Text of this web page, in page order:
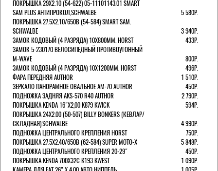
ПОКРЫШКА 29X2.10 (54-622) 05-11101143.01 SMART
SAM PLUS АНТИПРОКОЛ,SCHWALBE
5 580Р.
ПОКРЫШКА 27.5X2.10/650B (54-584) SMART SAM.
SCHWALBE
3 940Р.
ЗАМОК КОДОВЫЙ (4 РАЗРЯДА) 10Х800ММ. HORST
433Р.
ЗАМОК 5-230170 ВЕЛОСИПЕДНЫЙ ПРОТИВОУГОННЫЙ
M-WAVE
800Р.
ЗАМОК КОДОВЫЙ (4 РАЗРЯДА) 10Х1200ММ. HORST
496Р.
ФАРА ПЕРЕДНЯЯ AUTHOR
1 510Р.
ЗЕРКАЛО ПАНОРАМНОЕ ОВАЛЬНОЕ AM-70 AUTHOR
450Р.
ПОДНОЖКА ЗАДНЯЯ AKS-570 R40 AUTHOR
2 790Р.
ПОКРЫШКА KENDA 16"Х2,00 K879 KWICK
594Р.
ПОКРЫШКА 24X2.00 (50-507) BILLY BONKERS (КЕВЛАР/
СКЛАДНАЯ).SCHWALBE
4 990Р.
ПОДНОЖКА ЦЕНТРАЛЬНОГО КРЕПЛЕНИЯ HORST
750Р.
ПОКРЫШКА 27.5X2.40/650B (62-584) SUPER MOTO-X
5 848Р.
ПОДНОЖКА ЦЕНТРАЛЬНОГО КРЕПЛЕНИЯ 20-29"
450Р.
ПОКРЫШКА KENDA 700Х32С K193 KWEST
1 090Р.